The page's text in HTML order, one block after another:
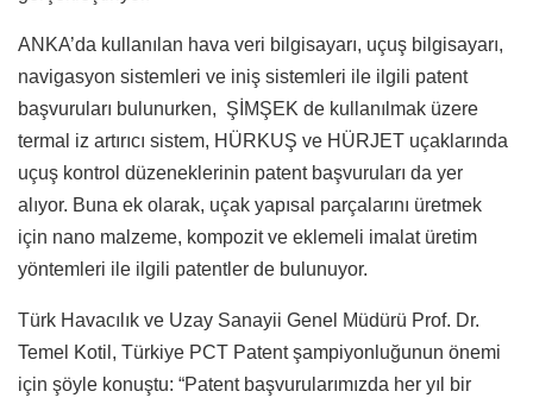
ANKA’da kullanılan hava veri bilgisayarı, uçuş bilgisayarı,
navigasyon sistemleri ve iniş sistemleri ile ilgili patent
başvuruları bulunurken, ŞİMŞEK de kullanılmak üzere
termal iz artırıcı sistem, HÜRKUŞ ve HÜRJET uçaklarında
uçuş kontrol düzeneklerinin patent başvuruları da yer
alıyor. Buna ek olarak, uçak yapısal parçalarını üretmek
için nano malzeme, kompozit ve eklemeli imalat üretim
yöntemleri ile ilgili patentler de bulunuyor.
Türk Havacılık ve Uzay Sanayii Genel Müdürü Prof. Dr.
Temel Kotil, Türkiye PCT Patent şampiyonluğunun önemi
için şöyle konuştu: “Patent başvurularımızda her yıl bir